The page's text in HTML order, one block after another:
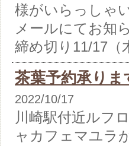
様がいらっしゃ
メールにてお知
締め切り11/17
茶葉予約承りま
2022/10/17
川崎駅付近ルフ
ャカフェマユラ